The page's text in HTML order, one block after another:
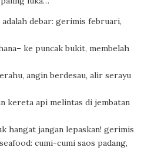
debar: gerimis februari,
ke puncak bukit, membelah
angin berdesau, alir serayu
kereta api melintas di jembatan
hangat jangan lepaskan! gerimis
cumi-cumi saos padang,